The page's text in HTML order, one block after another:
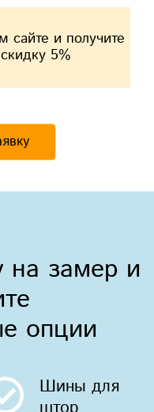
сайте и получите
5%
на замер и
опции
Шины для